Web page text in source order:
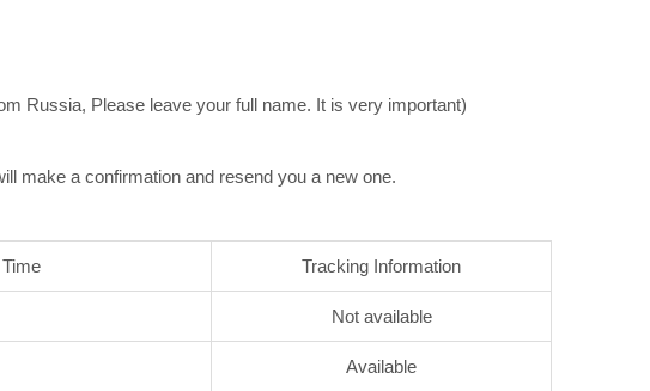
Russia, Please leave your full name. It is very important)
make a confirmation and resend you a new one.
Tracking Information
Not available
Available